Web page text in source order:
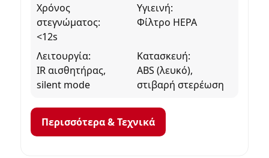
Χρόνος
στεγνώματος:
<12s
Υγιεινή:
Φίλτρο HEPA
Λειτουργία:
IR αισθητήρας,
silent mode
Κατασκευή:
ABS (λευκό),
στιβαρή στερέωση
Περισσότερα & Τεχνικά